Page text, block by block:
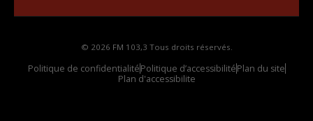
© 2026 FM 103,3 Tous droits réservés.
Politique de confidentialitéPolitique d’accessibilitéPlan du site
Plan d'accessibilite